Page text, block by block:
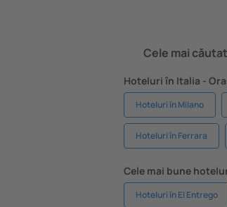
Cele mai
Hoteluri în Italia -
Hoteluri în Milano
Hoteluri în Ferrara
Cele mai bune
Hoteluri în El Entrego